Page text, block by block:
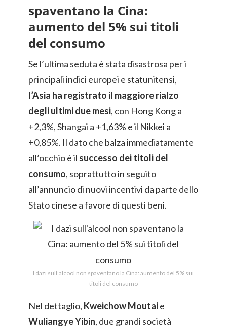
spaventano la Cina:
aumento del 5% sui titoli
del consumo
Se l’ultima seduta è stata disastrosa per i
principali indici europei e statunitensi,
l’Asia ha registrato il maggiore rialzo
degli ultimi due mesi, con Hong Kong a
+2,3%, Shangai a +1,63% e il Nikkei a
+0,85%. Il dato che balza immediatamente
all’occhio è il successo dei titoli del
consumo, soprattutto in seguito
all’annuncio di nuovi incentivi da parte dello
Stato cinese a favore di questi beni.
I dazi sull’alcool non spaventano la Cina: aumento del 5% sui
titoli del consumo
Nel dettaglio, Kweichow Moutaie
Wuliangye Yibin, due grandi società